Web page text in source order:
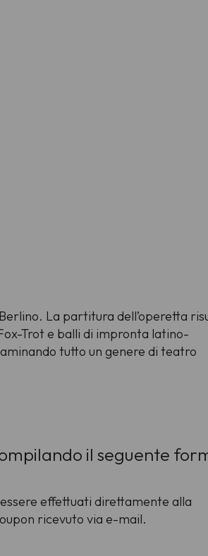
La partitura dell’operetta
Trot e balli di impronta latino-
tutto un genere di teatro
il seguente
effettuati direttamente alla
ricevuto via e-mail.